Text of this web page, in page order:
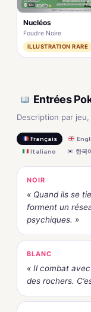
Nucléos
Foudre Noire
ILLUSTRATION RARE
Entrées
Description par
Français
Italiano
한국
NOIR
« Quand ils se
forment un
psychiques. »
BLANC
« Il combat
des rochers.